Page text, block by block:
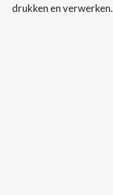
drukken en verwerken.